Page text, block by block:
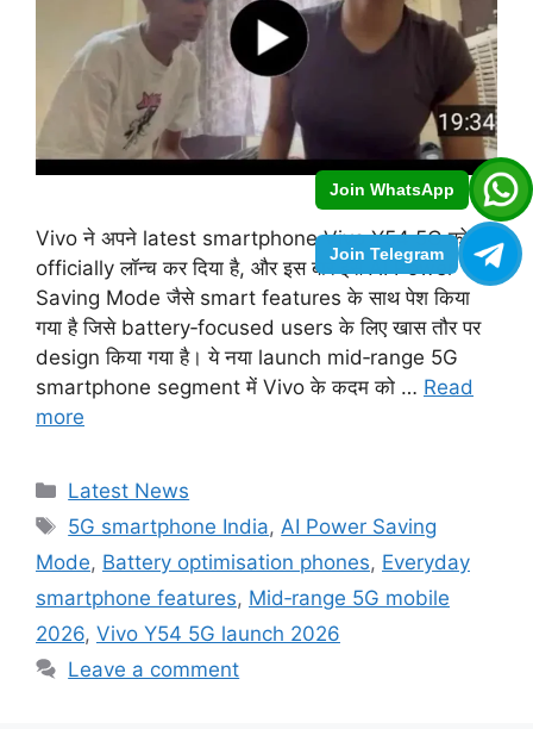
Join WhatsApp
Join Telegram
Vivo ने अपने latest smartphone Vivo Y54 5G को
officially लॉन्च कर दिया है, और इस बार इसे AI Power
Saving Mode जैसे smart features के साथ पेश किया
गया है जिसे battery‑focused users के लिए खास तौर पर
design किया गया है। ये नया launch mid‑range 5G
smartphone segment में Vivo के कदम को … Read
more
Categories
Latest News
Tags
5G smartphone India, AI Power Saving
Mode, Battery optimisation phones, Everyday
smartphone features, Mid‑range 5G mobile
2026, Vivo Y54 5G launch 2026
Leave a comment